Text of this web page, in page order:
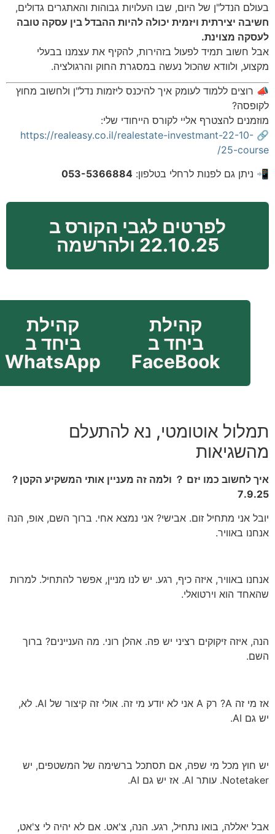
בעולם הנדל"ן של היום, שבו העלויות גבוהות והאתגרים גדולים,
חשיבה יצירתית ויזמית יכולה להיות ההבדל בין עסקה טובה
לעסקה מצוינת.
אבל חשוב תמיד לפעול בזהירות, להקיף את עצמנו בבעלי
מקצוע, ולוודא שהכול נעשה במסגרת החוק והרגולציה.
📣 רוצים ללמוד לעומק איך להיכנס ליזמות נדל"ן ולחשוב מחוץ
לקופסה?
מוזמנים להצטרף אליי לקורס הייחודי שלי:
🔗
https://realeasy.co.il/realestate-investmant-22-10-
25-course/
📲 ניתן גם לפנות לרחלי בטלפון: 053-5366884
לפרטים לגבי הקורס ב
22.10.25 ולהרשמה
קהילת
ביחד ב
FaceBook
קהילת
ביחד ב
WhatsApp
תמלול אוטומטי, נא להתעלם
מהשגיאות
איך לחשוב כמו יזם ？ ולמה זה מעניין אותי המשקיע הקטן？
7.9.25
יובל אני מתחיל זום. אבישי? אני נמצא אחי. ברוך השם, אופ, הנה
אנחנו באוויר.
אנחנו באוויר, איזה כיף, רגע. יש לנו מניין, אפשר להתחיל. למרות
שהאחד הוא וירטואלי.
הנה, איזה זיקוקים רציני יש פה. אהלן רוני. מה העניינים? ברוך
השם.
אז מי זה A? רק A אני לא יודע מי זה. אולי זה קיצור של AI. לא,
יש גם AI.
יש חוץ מכל מי שפה, אם תסתכל ברשימה של המשטפים, יש
Notetaker. עותר AI. אז יש גם AI.
אבל יאללה, בואו נתחיל, רגע. הנה, צ'אט. אם לא יהיה לי צ'אט,